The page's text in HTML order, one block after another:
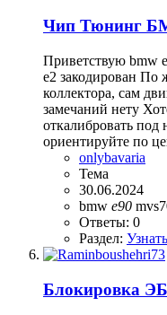
Чип Тюнинг
Приветствую bmw
е2 закодирован По
коллектора, сам
замечаний нету
откалибровать под
ориентируйте по
onlybavaria
Тема
30.06.2024
bmw e90
Ответы: 0
Раздел:
Блокировка